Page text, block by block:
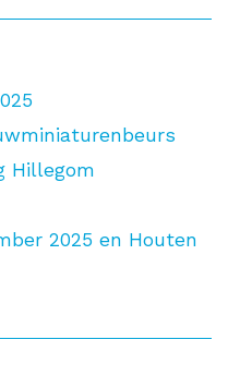
Hillegom
2025 en Houten